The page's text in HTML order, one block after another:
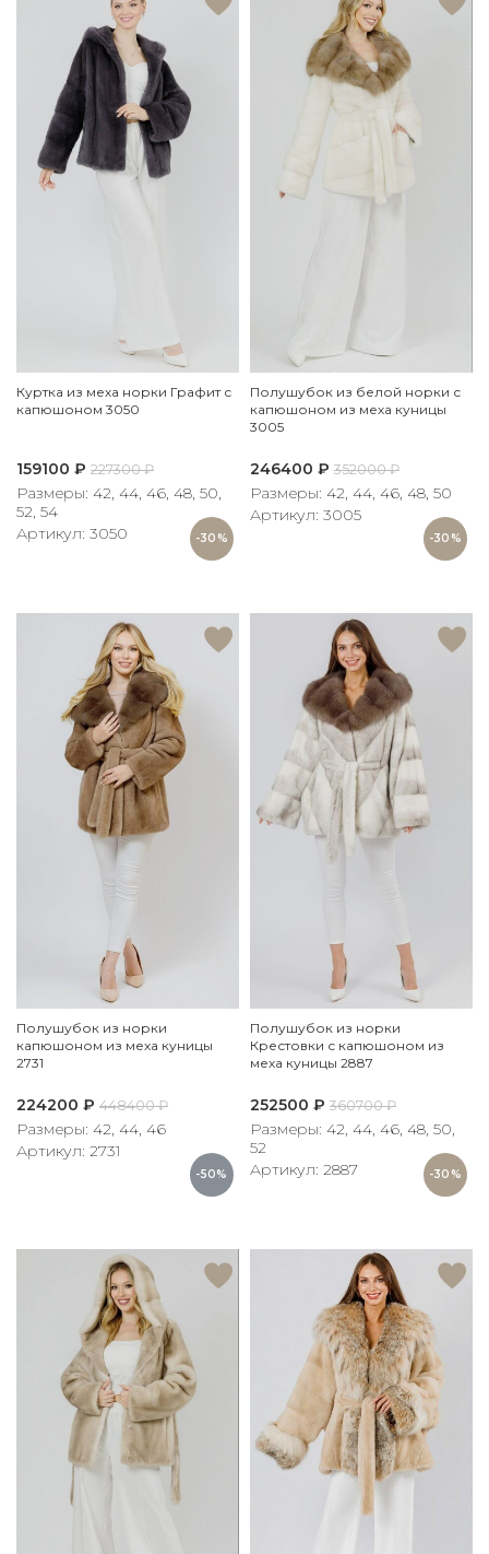
-30%
Куртка из меха норки Графит с
капюшоном 3050
159100 ₽ 227300₽
Размеры: 42, 44, 46, 48, 50,
52, 54
Артикул: 3050
-30%
Полушубок из белой норки с
капюшоном из меха куницы
3005
246400 ₽ 352000₽
Размеры: 42, 44, 46, 48, 50
Артикул: 3005
-50%
Полушубок из норки
капюшоном из меха куницы
2731
224200 ₽ 448400₽
Размеры: 42, 44, 46
Артикул: 2731
-30%
Полушубок из норки
Крестовки с капюшоном из
меха куницы 2887
252500 ₽ 360700₽
Размеры: 42, 44, 46, 48, 50,
52
Артикул: 2887